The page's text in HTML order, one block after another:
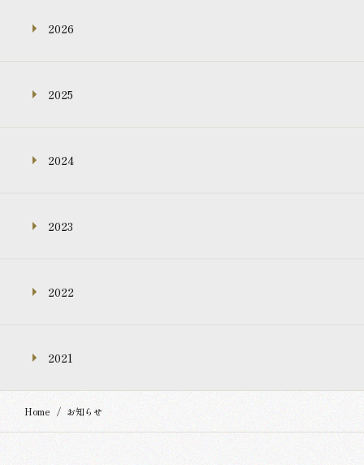
2026
2025
2024
2023
2022
2021
Home お知らせ